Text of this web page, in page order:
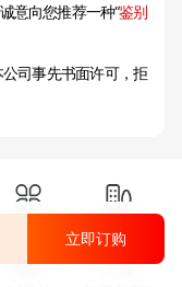
意向您推荐一种“鉴别
司事先书面许可，拒
立即订购